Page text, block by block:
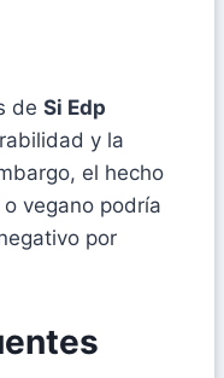
de Si Edp
y la
el hecho
vegano podría
por